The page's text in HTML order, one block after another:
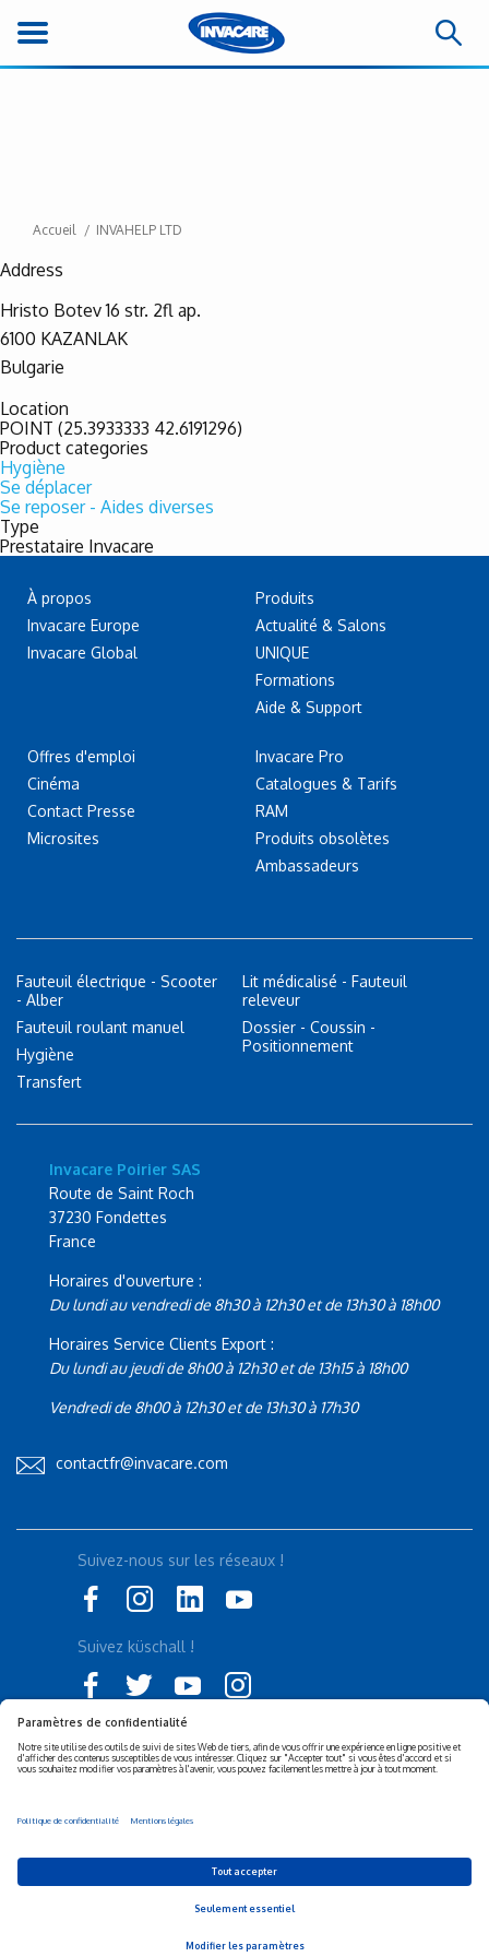
Accueil INVAHELP LTD
Address
Hristo Botev 16 str. 2fl ap.
6100 KAZANLAK
Bulgarie
Location
POINT (25.3933333 42.6191296)
Product categories
Hygiène
Se déplacer
Se reposer - Aides diverses
Type
Prestataire Invacare
À propos
Invacare Europe
Invacare Global
Offres d'emploi
Cinéma
Contact Presse
Microsites
Produits
Actualité & Salons
UNIQUE
Formations
Aide & Support
Invacare Pro
Catalogues & Tarifs
RAM
Produits obsolètes
Ambassadeurs
Fauteuil électrique - Scooter
- Alber
Fauteuil roulant manuel
Hygiène
Transfert
Lit médicalisé - Fauteuil
releveur
Dossier - Coussin -
Positionnement
Invacare Poirier SAS
Route de Saint Roch
37230 Fondettes
France
Horaires d'ouverture :
Du lundi au vendredi de 8h30 à 12h30 et de 13h30 à 18h00
Horaires Service Clients Export :
Du lundi au jeudi de 8h00 à 12h30 et de 13h15 à 18h00
Vendredi de 8h00 à 12h30 et de 13h30 à 17h30
contactfr@invacare.com
Déclaration d'accessibilité
Politique de confidentialité
Responsabilité sociétale de
© 2026 Invacare Corporation - All rights reserved.
Suivez-nous sur les réseaux !
Suivez küschall !